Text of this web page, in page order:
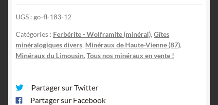
Vienne,
Limousin.
UGS : go-fl-183-12
Catégories : Ferbérite - Wolframite (minéral), Gîtes
minéralogiques divers, Minéraux de Haute-Vienne (87),
Minéraux du Limousin, Tous nos minéraux en vente !
Partager sur Twitter
Partager sur Facebook